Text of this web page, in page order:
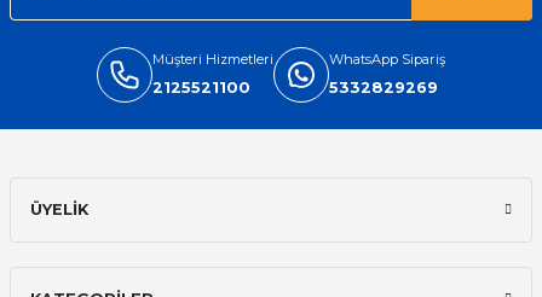
Müşteri Hizmetleri
2125521100
WhatsApp Sipariş
5332829269
ÜYELİK